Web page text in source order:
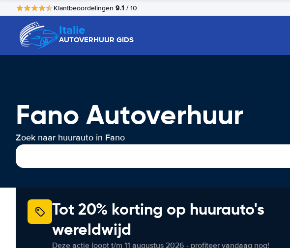
Klantbeoordelingen 9.1 / 10
Italie
AUTOVERHUUR GIDS
Fano Autoverhuur
Zoek naar huurauto in Fano
Tot 20% korting op huurauto's
wereldwijd
Deze actie loopt t/m 11 augustus 2026 - profiteer vandaag nog!